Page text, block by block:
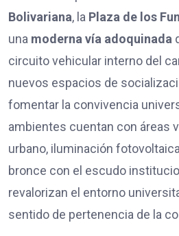
Bolivariana, la Plaza de los
una moderna vía adoquinada
circuito vehicular interno del
nuevos espacios de
fomentar la convivencia
ambientes cuentan con áreas
urbano, iluminación
bronce con el escudo
revalorizan el entorno
sentido de pertenencia de la